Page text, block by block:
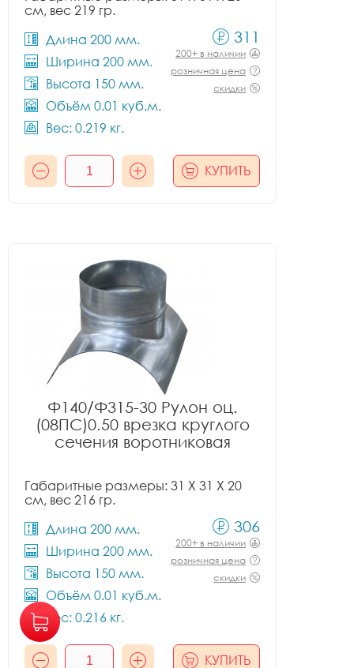
см, вес 219 гр.
Длина 200 мм.
Ширина 200 мм.
Высота 150 мм.
Объём 0.01 куб.м.
Вес: 0.219 кг.
311
200+ в наличии
розничная цена
скидки
КУПИТЬ
Ф140/Ф315-30 Рулон оц.
(08ПС)0.50 врезка круглого
сечения воротниковая
Габаритные размеры: 31 X 31 X 20
см, вес 216 гр.
Длина 200 мм.
Ширина 200 мм.
Высота 150 мм.
Объём 0.01 куб.м.
Вес: 0.216 кг.
306
200+ в наличии
розничная цена
скидки
КУПИТЬ